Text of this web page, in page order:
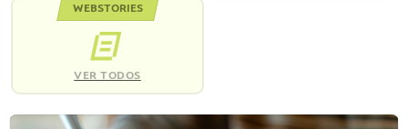
WEBSTORIES
VER TODOS